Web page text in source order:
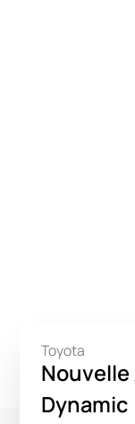
Toyota
Nouvelle
Dynamic